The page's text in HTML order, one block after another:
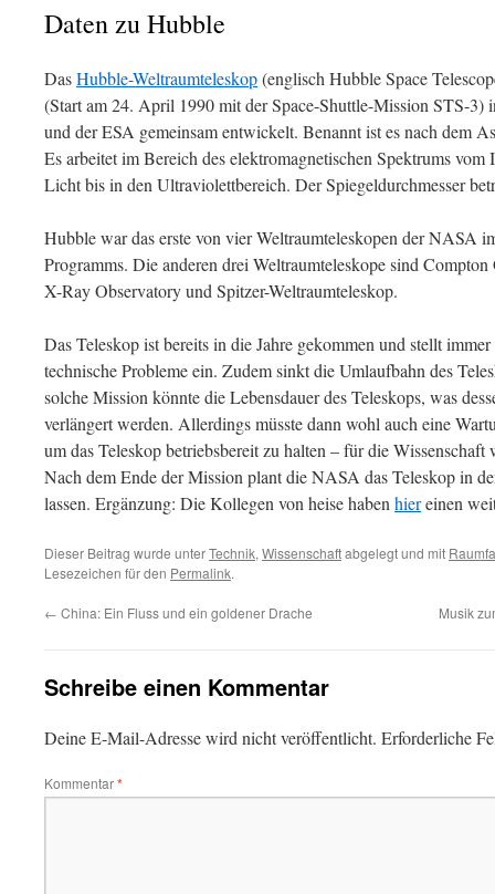
Daten zu Hubble
DasHubble-Weltraumteleskop(englisch Hubble Space
(Start am 24. April 1990 mit der Space-Shuttle-Mission STS-
und der ESA gemeinsam entwickelt. Benannt ist es nach dem
Es arbeitet im Bereich des elektromagnetischen Spektrums vom
Licht bis in den Ultraviolettbereich. Der Spiegeldurchmesser
Hubble war das erste von vier Weltraumteleskopen der NASA
Programms. Die anderen drei Weltraumteleskope sind
X-Ray Observatory und Spitzer-Weltraumteleskop.
Das Teleskop ist bereits in die Jahre gekommen und stellt
technische Probleme ein. Zudem sinkt die Umlaufbahn des
solche Mission könnte die Lebensdauer des Teleskops, was
verlängert werden. Allerdings müsste dann wohl auch eine
um das Teleskop betriebsbereit zu halten – für die Wissenschaft
Nach dem Ende der Mission plant die NASA das Teleskop in
lassen. Ergänzung: Die Kollegen von heise haben hiereinen
Dieser Beitrag wurde unterTechnik, Wissenschaftabgelegt und mit
Lesezeichen für den Permalink.
← China: Ein Fluss und ein goldener Drache Musik
Schreibe einen Kommentar
Deine E-Mail-Adresse wird nicht veröffentlicht. Erforderliche
Kommentar*